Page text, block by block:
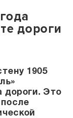
дороги
1905
дороги. Это